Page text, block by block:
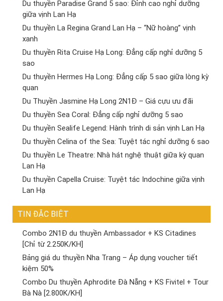
Du thuyền Paradise Grand 5 sao: Đỉnh cao nghỉ dưỡng
giữa vịnh Lan Hạ
Du thuyền La Regina Grand Lan Hạ – “Nữ hoàng” vịnh
xanh
Du thuyền Rita Cruise Hạ Long: Đẳng cấp nghỉ dưỡng 5
sao
Du thuyền Hermes Hạ Long: Đẳng cấp 5 sao giữa lòng kỳ
quan
Du Thuyền Jasmine Hạ Long 2N1Đ – Giá cựu ưu đãi
Du thuyền Sea Coral: Đẳng cấp nghỉ dưỡng 5 sao
Du thuyền Sealife Legend: Hành trình di sản vịnh Lan Hạ
Du thuyền Celina of the Sea: Tuyệt tác nghỉ dưỡng 6 sao
Du thuyền Le Theatre: Nhà hát nghệ thuật giữa kỳ quan
Lan Hạ
Du thuyền Capella Cruise: Tuyệt tác Indochine giữa vịnh
Lan Hạ
TIN ĐẶC BIỆT
Combo 2N1Đ du thuyền Ambassador + KS Citadines
[Chỉ từ 2.250K/KH]
Bảng giá du thuyền Nha Trang – Áp dụng voucher tiết
kiệm 50%
Combo Du thuyền Aphrodite Đà Nẵng + KS Fivitel + Tour
Bà Nà [2.800K/KH]